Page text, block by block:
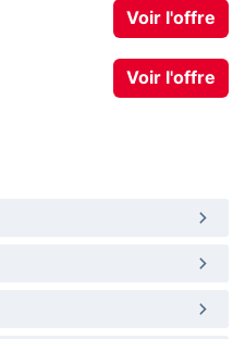
Voir l'offre
Voir l'offre